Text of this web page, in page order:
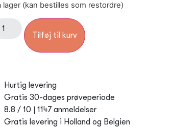
lager (kan bestilles som restordre)
Tilføj til kurv
Hurtig levering
Gratis 30-dages prøveperiode
8.8 / 10 | 1147 anmeldelser
Gratis levering i Holland og Belgien